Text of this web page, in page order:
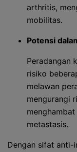
arthritis,
mobilitas.
Potensi
Peradangan
risiko
melawan
mengurangi
metastasis.
Dengan sifat anti-